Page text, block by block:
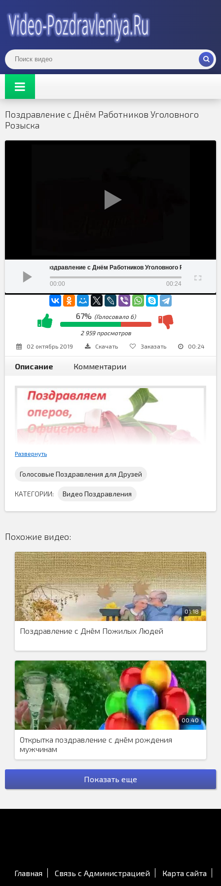
Поздравление с Днём Работников Уголовного
Розыска
Поздравление с Днём Работников Уголовного Розыска
00:00 00:24
67% (Голосовало 6)
2 959 просмотров
02 октябрь 2019
Скачать Заказать 00:24
Описание Комментарии
День УГРО празднуют каждый год 5 октября и
уголовного розыска. Скачайте бесплатно
поздравительное видео и пошлите его вашим знакомым
людям этой профессии...
Развернуть
Голосовые Поздравления для Друзей
КАТЕГОРИИ: Видео Поздравления
Похожие видео:
01:18
Поздравление с Днём Пожилых Людей
00:40
Открытка поздравление с днём рождения
мужчинам
Показать еще
Главная Связь с Администрацией Карта сайта